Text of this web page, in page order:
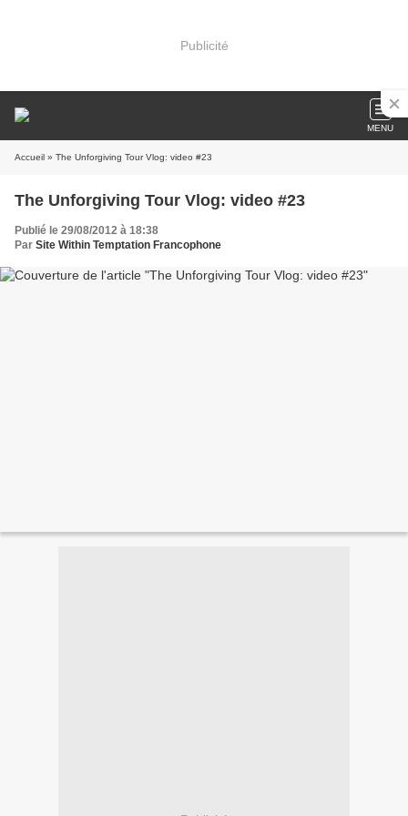
Publicité
MENU
Accueil » The Unforgiving Tour Vlog: video #23
The Unforgiving Tour Vlog: video #23
Publié le 29/08/2012 à 18:38
Par Site Within Temptation Francophone